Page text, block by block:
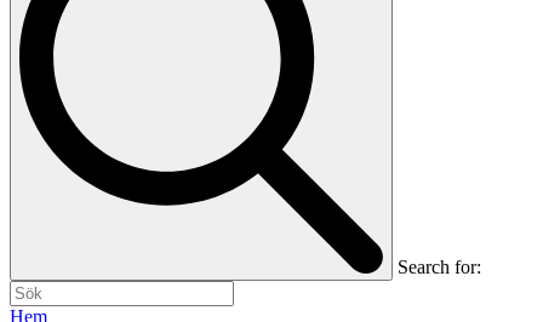
Search for:
Hem